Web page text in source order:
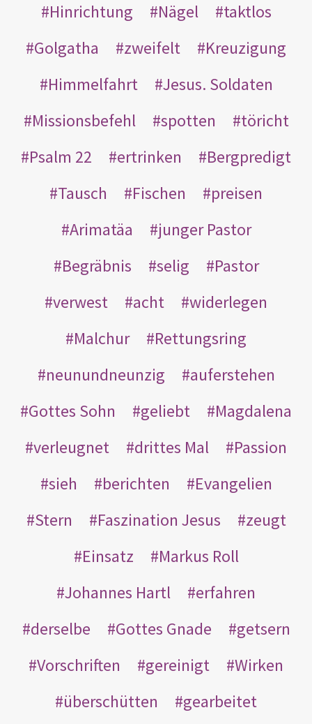
Hinrichtung
Nägel
taktlos
Golgatha
zweifelt
Kreuzigung
Himmelfahrt
Jesus. Soldaten
Missionsbefehl
spotten
töricht
Psalm 22
ertrinken
Bergpredigt
Tausch
Fischen
preisen
Arimatäa
junger Pastor
Begräbnis
selig
Pastor
verwest
acht
widerlegen
Malchur
Rettungsring
neunundneunzig
auferstehen
Gottes Sohn
geliebt
Magdalena
verleugnet
drittes Mal
Passion
sieh
berichten
Evangelien
Stern
Faszination Jesus
zeugt
Einsatz
Markus Roll
Johannes Hartl
erfahren
derselbe
Gottes Gnade
getsern
Vorschriften
gereinigt
Wirken
überschütten
gearbeitet